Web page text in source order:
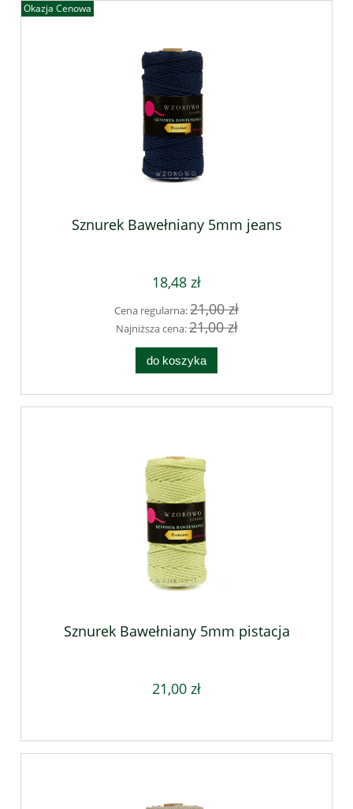
Sznurek Bawełniany 5mm jeans
18,48 zł
Cena regularna:21,00 zł
Najniższa cena:21,00 zł
do koszyka
Okazja Cenowa
Sznurek Bawełniany 5mm pistacja
21,00 zł